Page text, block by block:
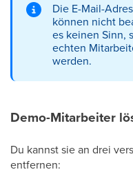
Die E-Mail-
können nicht
es keinen Sinn,
echten
werden.
Demo-Mitarbeiter
Du kannst sie an drei
entfernen: